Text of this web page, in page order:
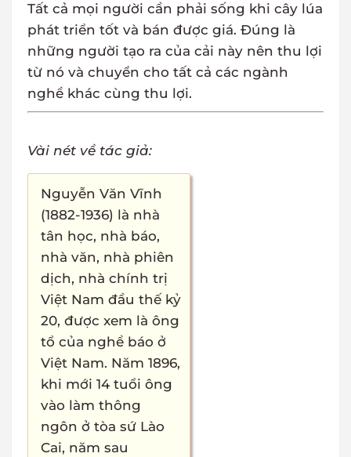
Tất cả mọi người cần phải sống khi cây lúa
phát triển tốt và bán được giá. Đúng là
những người tạo ra của cải này nên thu lợi
từ nó và chuyển cho tất cả các ngành
nghề khác cùng thu lợi.
Vài nét về tác giả:
Nguyễn Văn Vĩnh
(1882-1936) là nhà
tân học, nhà báo,
nhà văn, nhà phiên
dịch, nhà chính trị
Việt Nam đầu thế kỷ
20, được xem là ông
tổ của nghề báo ở
Việt Nam. Năm 1896,
khi mới 14 tuổi ông
vào làm thông
ngôn ở tòa sứ Lào
Cai, năm sau